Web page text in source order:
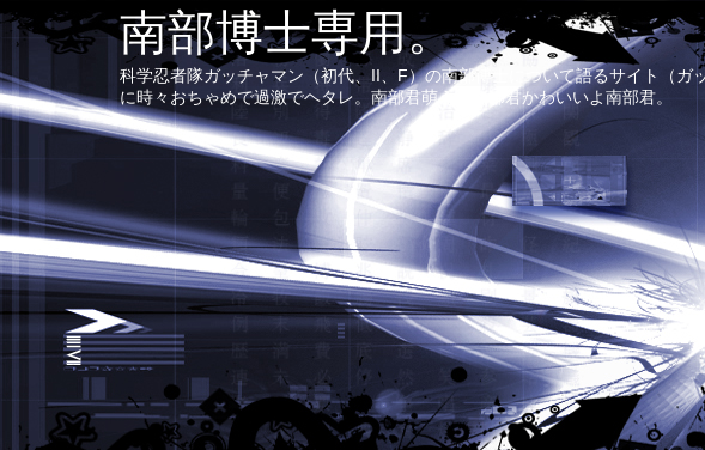
南部博士専用。
科学忍者隊ガッチャマン（初代、II、F）の南部博士について語るサイト（
に時々おちゃめで過激でヘタレ。南部君萌え〜南部君かわいいよ南部君。